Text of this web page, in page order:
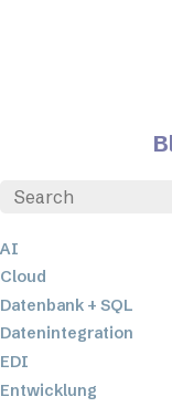
AI
Cloud
Datenbank + SQL
Datenintegration
EDI
Entwicklung